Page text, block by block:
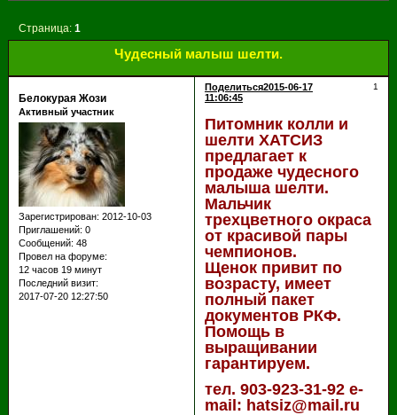
Чудесный малыш шелти.
Страница:1
Поделиться 1
2015-06-17
11:06:45
Белокурая Жози
Активный участник
Зарегистрирован: 2012-10-03
Приглашений: 0
Сообщений: 48
Провел на форуме:
12 часов 19 минут
Последний визит:
2017-07-20 12:27:50
Питомник колли и
шелти ХАТСИЗ
предлагает к
продаже чудесного
малыша шелти.
Мальчик
трехцветного окраса
от красивой пары
чемпионов.
Щенок привит по
возрасту, имеет
полный пакет
документов РКФ.
Помощь в
выращивании
гарантируем.
тел. 903-923-31-92 e-
mail: hatsiz@mail.ru